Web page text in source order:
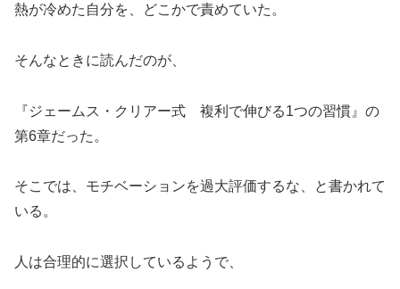
熱が冷めた自分を、どこかで責めていた。
そんなときに読んだのが、
『ジェームス・クリアー式 複利で伸びる1つの習慣』の
第6章だった。
そこでは、モチベーションを過大評価するな、と書かれて
いる。
人は合理的に選択しているようで、